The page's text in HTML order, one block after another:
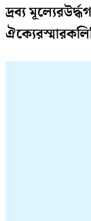
দ্রব্য